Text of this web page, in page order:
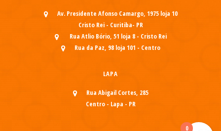
Av. Presidente Afonso Camargo, 1975 loja 10
Cristo Rei - Curitiba- PR
Rua Atlio Bório, 51 loja 8 - Cristo Rei
Rua da Paz, 98 loja 101 - Centro
LAPA
Rua Abigail Cortes, 285
Centro - Lapa - PR
0